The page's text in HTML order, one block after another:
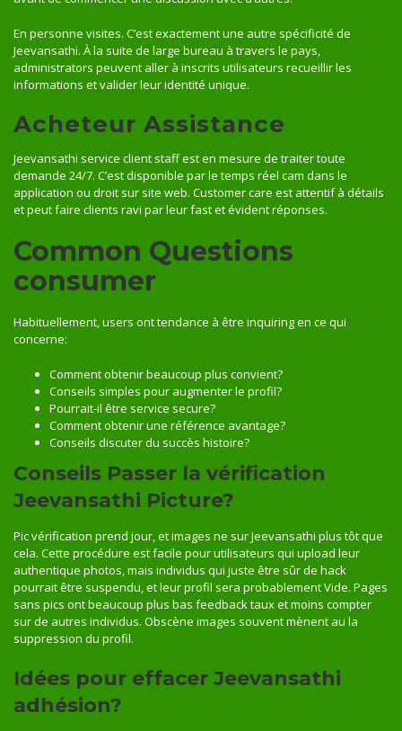
En personne visites. C’est exactement une autre spécificité de
Jeevansathi. À la suite de large bureau à travers le pays,
administrators peuvent aller à inscrits utilisateurs recueillir les
informations et valider leur identité unique.
Acheteur Assistance
Jeevansathi service client staff est en mesure de traiter toute
demande 24/7. C’est disponible par le temps réel cam dans le
application ou droit sur site web. Customer care est attentif à détails
et peut faire clients ravi par leur fast et évident réponses.
Common Questions
consumer
Habituellement, users ont tendance à être inquiring en ce qui
concerne:
Comment obtenir beaucoup plus convient?
Conseils simples pour augmenter le profil?
Pourrait-il être service secure?
Comment obtenir une référence avantage?
Conseils discuter du succès histoire?
Conseils Passer la vérification
Jeevansathi Picture?
Pic vérification prend jour, et images ne sur Jeevansathi plus tôt que
cela. Cette procédure est facile pour utilisateurs qui upload leur
authentique photos, mais individus qui juste être sûr de hack
pourrait être suspendu, et leur profil sera probablement Vide. Pages
sans pics ont beaucoup plus bas feedback taux et moins compter
sur de autres individus. Obscène images souvent mènent au la
suppression du profil.
Idées pour effacer Jeevansathi
adhésion?